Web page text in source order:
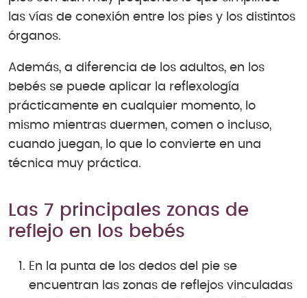
las vías de conexión entre los pies y los distintos
órganos.
Además, a diferencia de los adultos, en los
bebés se puede aplicar la reflexología
prácticamente en cualquier momento, lo
mismo mientras duermen, comen o incluso,
cuando juegan, lo que lo convierte en una
técnica muy práctica.
Las 7 principales zonas de
reflejo en los bebés
En la punta de los dedos del pie se
encuentran las zonas de reflejos vinculadas